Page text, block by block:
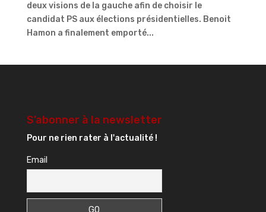
deux visions de la gauche afin de choisir le
candidat PS aux élections présidentielles. Benoit
Hamon a finalement emporté...
S’abonner à la newsletter
Pour ne rien rater à l'actualité !
Email